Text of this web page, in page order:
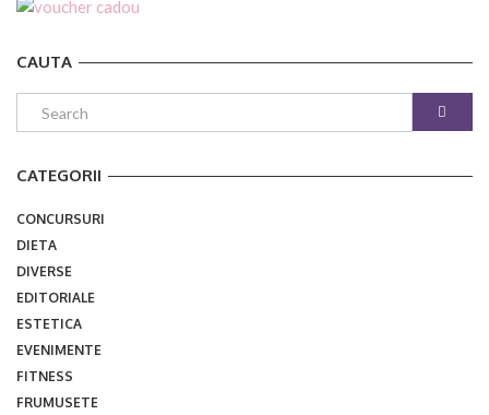
CAUTA
CATEGORII
CONCURSURI
DIETA
DIVERSE
EDITORIALE
ESTETICA
EVENIMENTE
FITNESS
FRUMUSETE